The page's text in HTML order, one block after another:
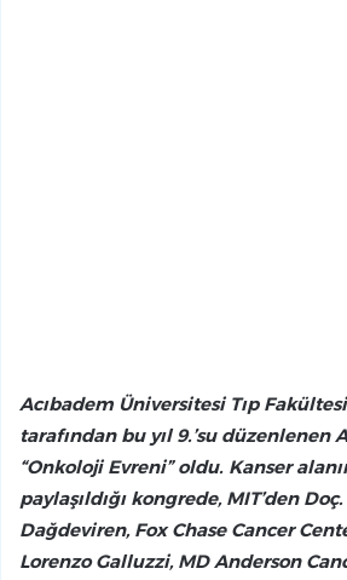
Acıbadem Üniversitesi Tıp
tarafından bu yıl 9.’su düzenlenen
“Onkoloji Evreni” oldu. Kanser
paylaşıldığı kongrede, MIT’den
Dağdeviren, Fox Chase Cancer
Lorenzo Galluzzi, MD Anderson